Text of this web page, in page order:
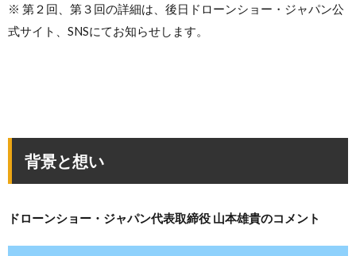
※ 第２回、第３回の詳細は、後日ドローンショー・ジャパン公
式サイト、SNSにてお知らせします。
背景と想い
ドローンショー・ジャパン代表取締役 山本雄貴のコメント